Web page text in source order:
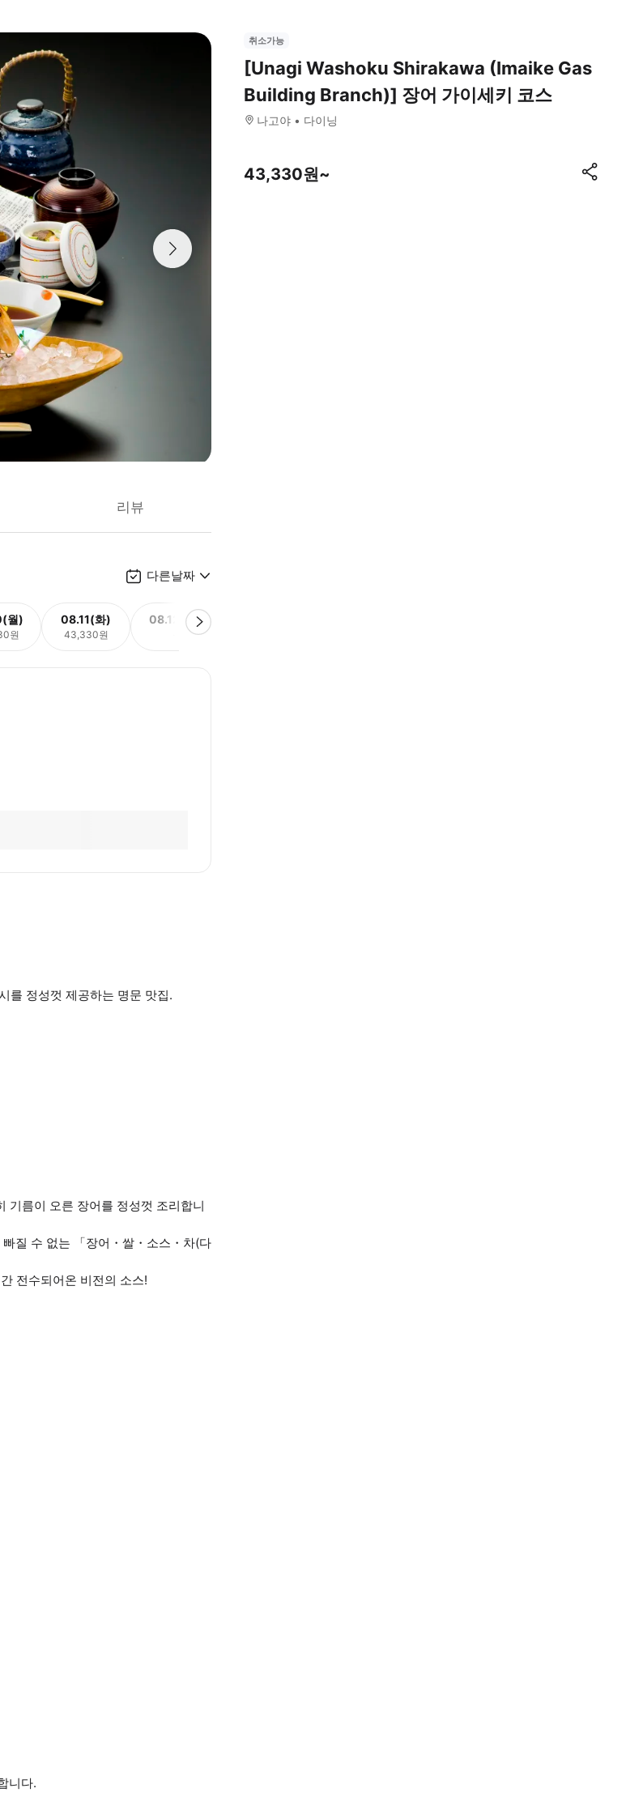
리뷰
다른날짜
월)
원
08.11(화)
43,330원
08.12(수)
를 정성껏 제공하는 명문 맛집.
기름이 오른 장어를 정성껏 조리합니
질 수 없는 「장어・쌀・소스・차(다
전수되어온 비전의 소스!
니다.
취소가능
[Unagi Washoku Shirakawa (Imaike Gas
Building Branch)] 장어 가이세키 코스
나고야 다이닝
43,330원~